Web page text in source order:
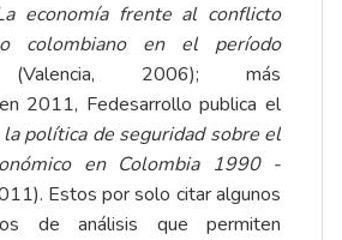
economía frente al conflicto
colombiano en el período
2006); más
2011, Fedesarrollo publica el
política de seguridad sobre el
en Colombia 1990 -
Estos por solo citar algunos
de análisis que permiten